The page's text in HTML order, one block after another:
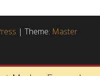
| Theme: Master